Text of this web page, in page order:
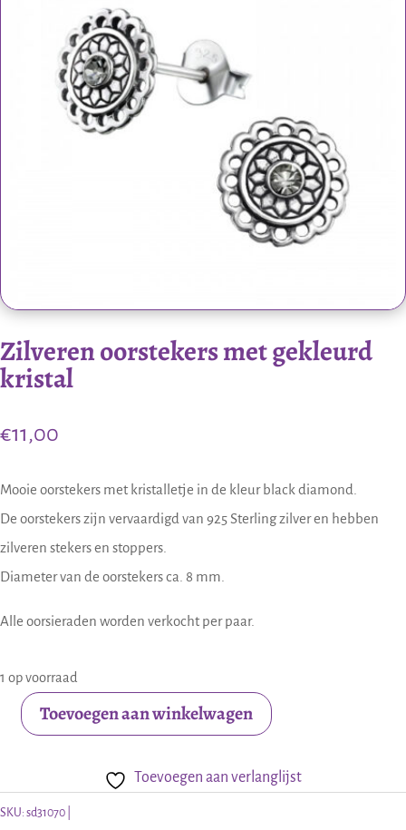
Zilveren oorstekers met gekleurd
kristal
€11,00
Mooie oorstekers met kristalletje in de kleur black diamond.
De oorstekers zijn vervaardigd van 925 Sterling zilver en hebben
zilveren stekers en stoppers.
Diameter van de oorstekers ca. 8 mm.
Alle oorsieraden worden verkocht per paar.
1 op voorraad
Zilveren
gekleurd
Toevoegen aan winkelwagen
Toevoegen aan verlanglijst
SKU: sd31070